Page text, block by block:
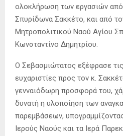
ολοκλήρωση των εργασιών
Σπυρίδωνα Σακκέτο, και από
Μητροπολιτικού Ναού Αγίου
Κωνσταντίνο Δημητρίου.
Ο Σεβασμιώτατος εξέφρασε
ευχαριστίες προς τον κ.
γενναιόδωρη προσφορά του,
δυνατή η υλοποίηση των
παρεμβάσεων,
Ιερούς Ναούς και τα Ιερά